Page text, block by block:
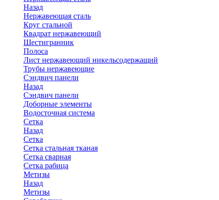
Назад
Нержавеющая сталь
Круг стальной
Квадрат нержавеющий
Шестигранник
Полоса
Лист нержавеющий никельсодержащий
Трубы нержавеющие
Сэндвич панели
Назад
Сэндвич панели
Доборные элементы
Водосточная система
Сетка
Назад
Сетка
Сетка стальная тканая
Сетка сварная
Сетка рабица
Метизы
Назад
Метизы